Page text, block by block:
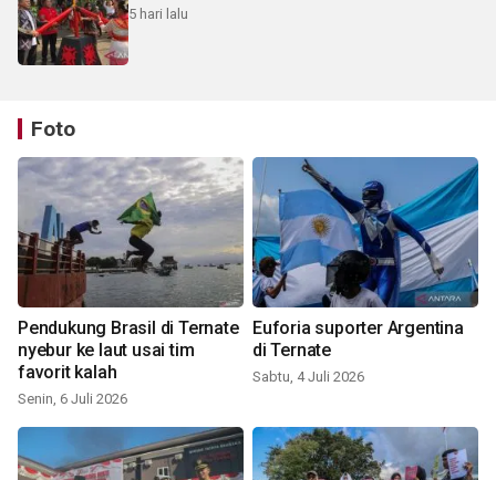
5 hari lalu
Foto
Pendukung Brasil di Ternate
nyebur ke laut usai tim
favorit kalah
Senin, 6 Juli 2026
Euforia suporter Argentina
di Ternate
Sabtu, 4 Juli 2026